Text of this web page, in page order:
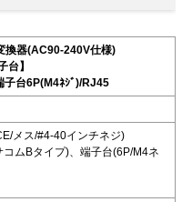
器(AC90-240V仕様)
台】
台6P(M4ﾈｼﾞ)/RJ45
メス/#4-40インチネジ)
ムBタイプ)、端子台(6P/M4ネ